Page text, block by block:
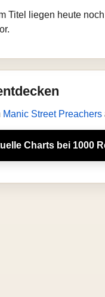
Titel liegen heute
Manic Street Preachers
Charts bei 1000